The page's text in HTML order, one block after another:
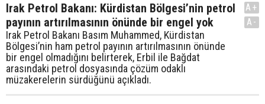
Irak Petrol Bakanı: Kürdistan Bölgesi’nin petrol
payının artırılmasının önünde bir engel yok
Irak Petrol Bakanı Basım Muhammed, Kürdistan
Bölgesi’nin ham petrol payının artırılmasının önünde
bir engel olmadığını belirterek, Erbil ile Bağdat
arasındaki petrol dosyasında çözüm odaklı
müzakerelerin sürdüğünü açıkladı.
A+
A-